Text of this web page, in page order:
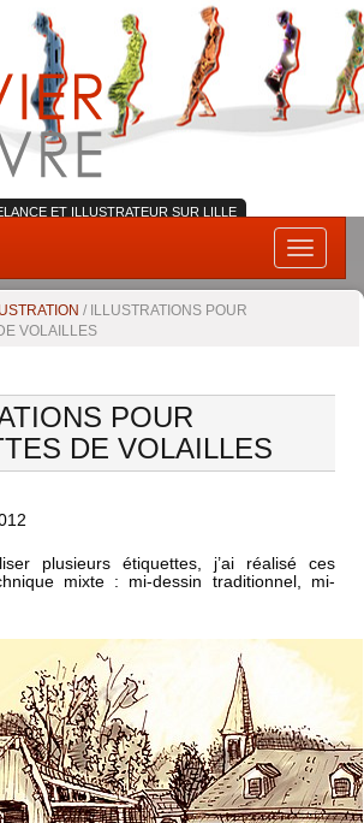
ET ILLUSTRATEUR SUR LILLE
Toggle
/ ILLUSTRATIONS POUR
VOLAILLES
POUR
DE VOLAILLES
plusieurs étiquettes, j’ai réalisé ces
mixte : mi-dessin traditionnel, mi-